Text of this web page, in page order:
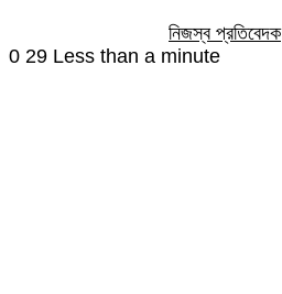
নিজস্ব প্রতিবেদক
0 29 Less than a minute